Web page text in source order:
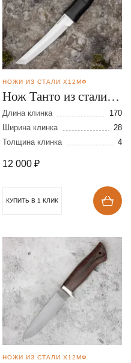
НОЖИ ИЗ СТАЛИ Х12МФ
Нож Танто из стали
Х12МФ
Длина клинка
170
Ширина клинка
28
Толщина клинка
4
12 000 ₽
КУПИТЬ В 1 КЛИК
НОЖИ ИЗ СТАЛИ Х12МФ